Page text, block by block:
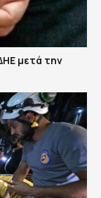
μετά την